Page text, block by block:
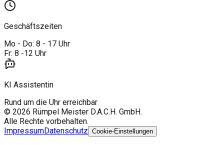
Geschäftszeiten
Mo - Do: 8 - 17 Uhr
Fr: 8 -12 Uhr
KI Assistentin
Rund um die Uhr erreichbar
© 2026 Rümpel Meister D.A.C.H. GmbH.
Alle Rechte vorbehalten.
ImpressumDatenschutz Cookie-Einstellungen